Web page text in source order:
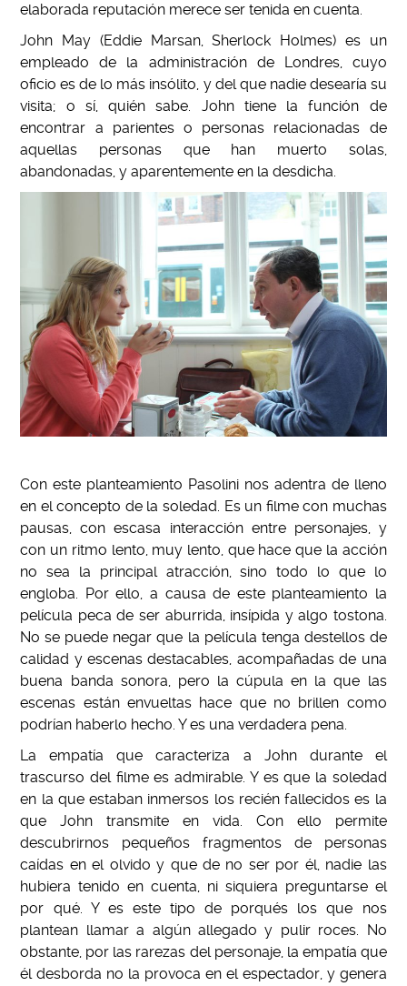
elaborada reputación merece ser tenida en cuenta.
John May (Eddie Marsan, Sherlock Holmes) es un
empleado de la administración de Londres, cuyo
oficio es de lo más insólito, y del que nadie desearía su
visita; o sí, quién sabe. John tiene la función de
encontrar a parientes o personas relacionadas de
aquellas personas que han muerto solas,
abandonadas, y aparentemente en la desdicha.
Con este planteamiento Pasolini nos adentra de lleno
en el concepto de la soledad. Es un filme con muchas
pausas, con escasa interacción entre personajes, y
con un ritmo lento, muy lento, que hace que la acción
no sea la principal atracción, sino todo lo que lo
engloba. Por ello, a causa de este planteamiento la
película peca de ser aburrida, insípida y algo tostona.
No se puede negar que la película tenga destellos de
calidad y escenas destacables, acompañadas de una
buena banda sonora, pero la cúpula en la que las
escenas están envueltas hace que no brillen como
podrían haberlo hecho. Y es una verdadera pena.
La empatía que caracteriza a John durante el
trascurso del filme es admirable. Y es que la soledad
en la que estaban inmersos los recién fallecidos es la
que John transmite en vida. Con ello permite
descubrirnos pequeños fragmentos de personas
caídas en el olvido y que de no ser por él, nadie las
hubiera tenido en cuenta, ni siquiera preguntarse el
por qué. Y es este tipo de porqués los que nos
plantean llamar a algún allegado y pulir roces. No
obstante, por las rarezas del personaje, la empatía que
él desborda no la provoca en el espectador, y genera